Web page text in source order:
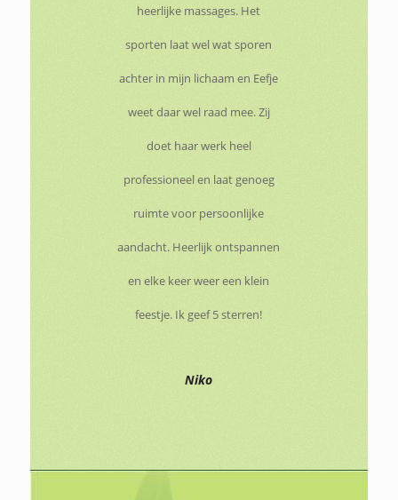
heerlijke massages. Het
sporten laat wel wat sporen
achter in mijn lichaam en Eefje
weet daar wel raad mee. Zij
doet haar werk heel
professioneel en laat genoeg
ruimte voor persoonlijke
aandacht. Heerlijk ontspannen
en elke keer weer een klein
feestje. Ik geef 5 sterren!
Niko